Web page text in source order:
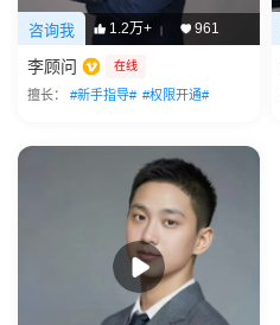
咨询我 1.2万+ | 961
李顾问 在线
擅长： #新手指导# #权限开通#